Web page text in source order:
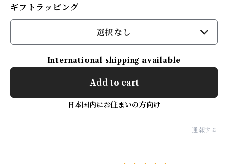
ギフトラッピング
選択なし
International shipping available
Add to cart
日本国内にお住まいの方向け
通報する